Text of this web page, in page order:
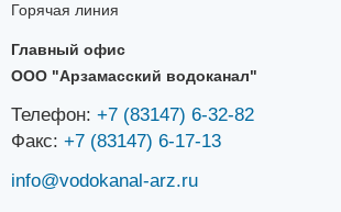
Горячая линия
Главный офис
ООО "Арзамасский водоканал"
Телефон: +7 (83147) 6-32-82
Факс: +7 (83147) 6-17-13
info@vodokanal-arz.ru